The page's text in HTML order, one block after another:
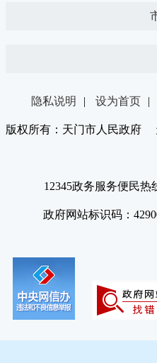
隐私说明 | 设为首页 |
版权所有：天门市人民政府
12345政务服务便民热
政府网站标识码：